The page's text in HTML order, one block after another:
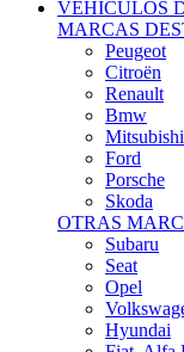
Peugeot
Citroën
Renault
Bmw
Mitsubishi
Ford
Porsche
Skoda
OTRAS
Subaru
Seat
Opel
Hyundai
Fiat, Alfa
Toyota